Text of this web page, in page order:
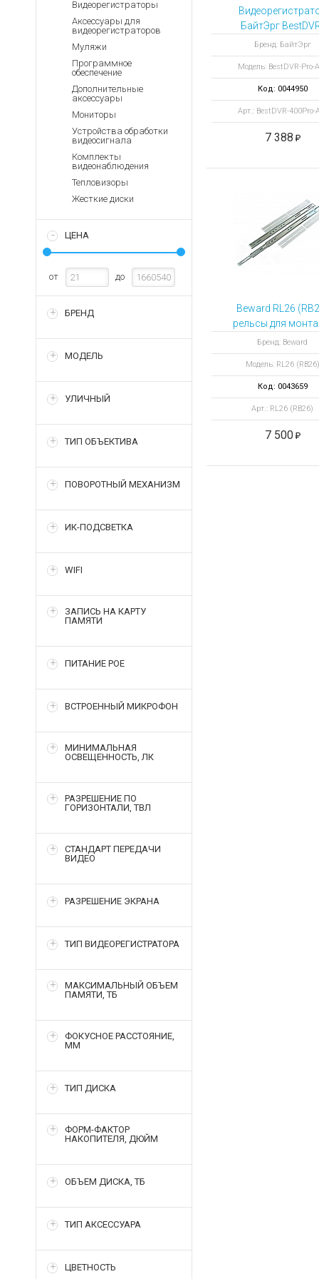
Запасные
Терминалы
оплаты
Зарядные устройства
Архивные товары
Видеорегистраторы
Аксессуары для
видеорегистраторов
Муляжи
Программное
обеспечение
Дополнительные
аксессуары
Мониторы
Устройства обработки
видеосигнала
Комплекты
видеонаблюдения
Тепловизоры
Жесткие диски
ЦЕНА
от до
БРЕНД
МОДЕЛЬ
УЛИЧНЫЙ
ТИП ОБЪЕКТИВА
ПОВОРОТНЫЙ МЕХАНИЗМ
ИК-ПОДСВЕТКА
WIFI
ЗАПИСЬ НА КАРТУ
ПАМЯТИ
ПИТАНИЕ POE
ВСТРОЕННЫЙ МИКРОФОН
МИНИМАЛЬНАЯ
ОСВЕЩЕННОСТЬ, ЛК
РАЗРЕШЕНИЕ ПО
ГОРИЗОНТАЛИ, ТВЛ
СТАНДАРТ ПЕРЕДАЧИ
ВИДЕО
РАЗРЕШЕНИЕ ЭКРАНА
ТИП ВИДЕОРЕГИСТРАТОРА
МАКСИМАЛЬНЫЙ ОБЪЕМ
ПАМЯТИ, ТБ
ФОКУСНОЕ РАССТОЯНИЕ,
ММ
ТИП ДИСКА
ФОРМ-ФАКТОР
НАКОПИТЕЛЯ, ДЮЙМ
ОБЪЕМ ДИСКА, ТБ
ТИП АКСЕССУАРА
ЦВЕТНОСТЬ
БайтЭрг
400Pro-AM
Бренд: БайтЭрг
Модель: BestDVR-Pro-
Код: 0044950
Арт.: BestDVR-400Pro-
7 388
Beward RL26
рельсы для
стойку
Бренд: Beward
Модель: RL26 (RB26)
Код: 0043659
Арт.: RL26 (RB26)
7 500